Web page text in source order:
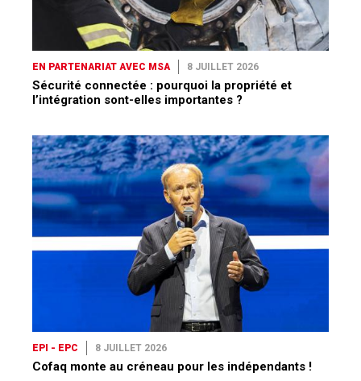
EN PARTENARIAT AVEC MSA 8 JUILLET 2026
Sécurité connectée : pourquoi la propriété et
l’intégration sont-elles importantes ?
EPI - EPC 8 JUILLET 2026
Cofaq monte au créneau pour les indépendants !